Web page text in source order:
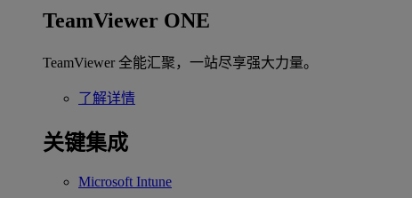
TeamViewer ONE
TeamViewer 全能汇聚，一站尽享强大力量。
了解详情
关键集成
Microsoft Intune